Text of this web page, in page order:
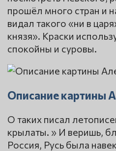
прошёл много стран и
видал такого «ни в
князя». Краски
спокойны и суровы.
Описание картины
О таких писал
крылаты. » И веришь,
Россия, Русь была